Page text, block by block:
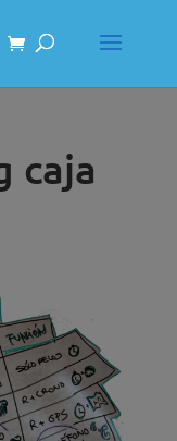
caja